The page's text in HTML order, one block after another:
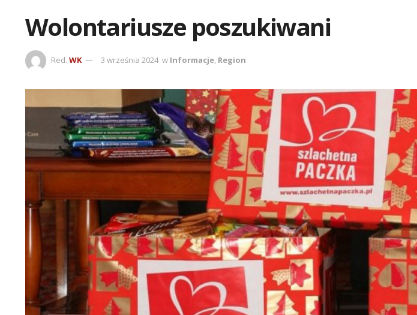
Wolontariusze poszukiwani
Red. WK 3 września 2024 w Informacje, Region